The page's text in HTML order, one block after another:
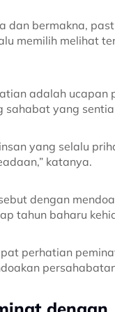
dan bermakna,
memilih melihat
adalah
sahabat yang
yang selalu
katanya.
dengan
tahun baharu
perhatian